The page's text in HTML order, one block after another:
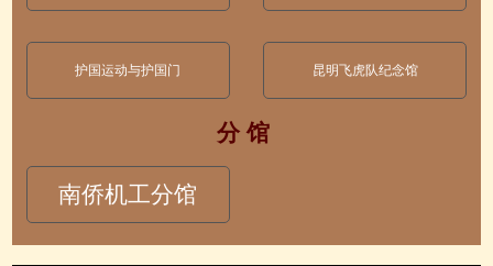
护国运动与护国门 昆明飞虎队纪念馆
分 馆
南侨机工分馆